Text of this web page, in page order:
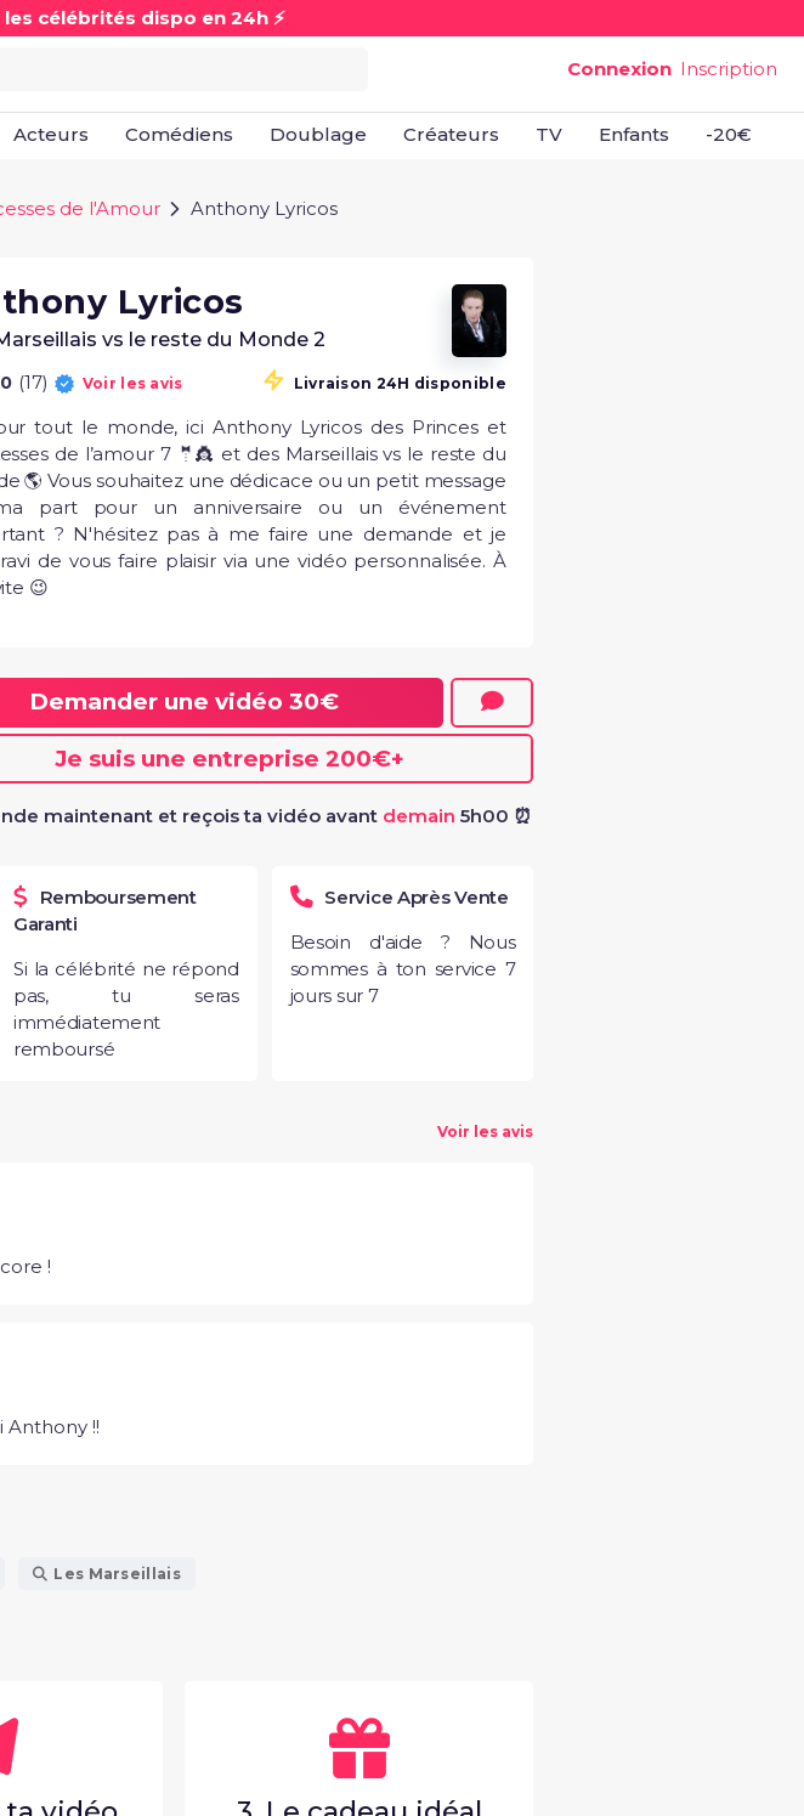
célébrités dispo en 24h ⚡
Connexion Inscription
Acteurs Comédiens Doublage Créateurs TV Enfants -20€
de l'Amour Anthony Lyricos
Lyricos
vs le reste du Monde 2
(17) Voir les avis Livraison 24H disponible
tout le monde, ici Anthony Lyricos des Princes et
de l’amour 7 🤵👸 et des Marseillais vs le reste du
🌎 Vous souhaitez une dédicace ou un petit message
part pour un anniversaire ou un événement
? N'hésitez pas à me faire une demande et je
de vous faire plaisir via une vidéo personnalisée. À
😉
Demander une vidéo30€
Je suis une entreprise 200€+
maintenant et reçois ta vidéo avant demain 5h00 ⏰
Remboursement
Garanti
Si la célébrité ne répond
pas, tu seras
immédiatement
remboursé
Service Après Vente
Besoin d'aide ? Nous
sommes à ton service 7
jours sur 7
Voir les avis
!
!!
Les Marseillais